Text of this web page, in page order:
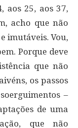
aos 25, aos 37,
acho que não
imutáveis. Vou,
Porque deve
que não
os passos
–
de uma
que não